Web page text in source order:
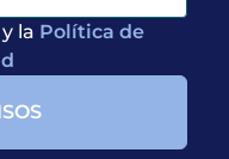
y la Política de